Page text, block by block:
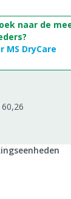
naar de
MS DryCare